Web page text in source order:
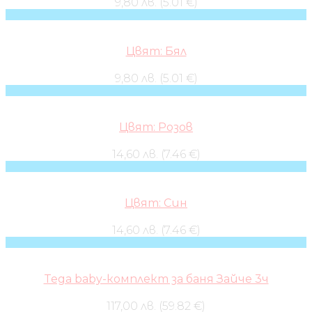
Цвят: Бял
9,80 лв. (5.01 €)
Цвят: Розов
14,60 лв. (7.46 €)
Цвят: Син
14,60 лв. (7.46 €)
Tega baby-комплект за баня Зайче 3ч
117,00 лв. (59.82 €)